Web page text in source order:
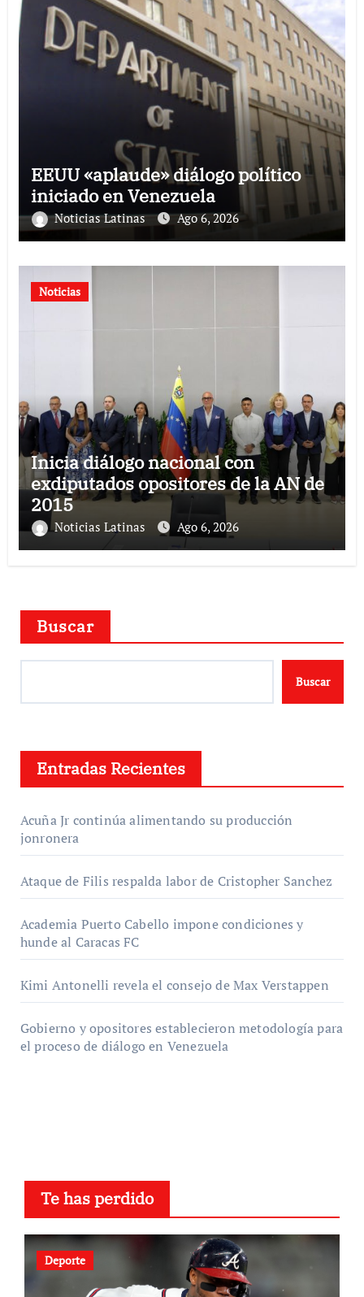
EEUU «aplaude» diálogo político
iniciado en Venezuela
Noticias Latinas Ago 6, 2026
Noticias
Inicia diálogo nacional con
exdiputados opositores de la AN de
2015
Noticias Latinas Ago 6, 2026
Buscar
Buscar
Entradas Recientes
Acuña Jr continúa alimentando su producción
jonronera
Ataque de Filis respalda labor de Cristopher Sanchez
Academia Puerto Cabello impone condiciones y
hunde al Caracas FC
Kimi Antonelli revela el consejo de Max Verstappen
Gobierno y opositores establecieron metodología para
el proceso de diálogo en Venezuela
Te has perdido
Deporte